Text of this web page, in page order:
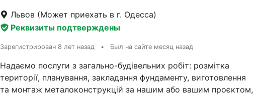
Львов (Может приехать в г. Одесса)
Реквизиты подтверждены
Зарегистрирован 8 лет назад • Был на сайте месяц назад
Надаємо послуги з загально-будівельних робіт: розмітка
території, планування, закладання фундаменту, виготовлення
та монтаж металоконструкцій за нашим або вашим проєктом,